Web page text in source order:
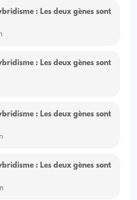
: Les deux gènes sont
: Les deux gènes sont
: Les deux gènes sont
: Les deux gènes sont